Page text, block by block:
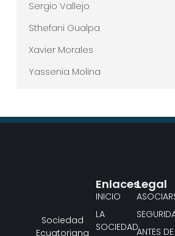
Sergio Vallejo
Sthefani Gualpa
Xavier Morales
Yassenia Molina
Sociedad
Ecuatoriana
Legal
ANTES DE
Enlaces
INICIO
LA
SOCIEDAD